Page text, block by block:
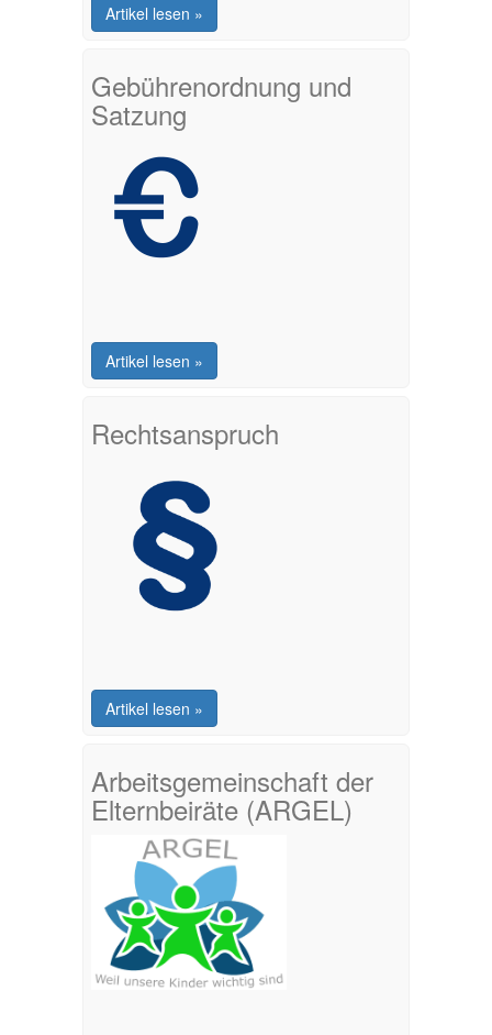
Artikel lesen »
Gebührenordnung und
Satzung
Artikel lesen »
Rechtsanspruch
Artikel lesen »
Arbeitsgemeinschaft der
Elternbeiräte (ARGEL)